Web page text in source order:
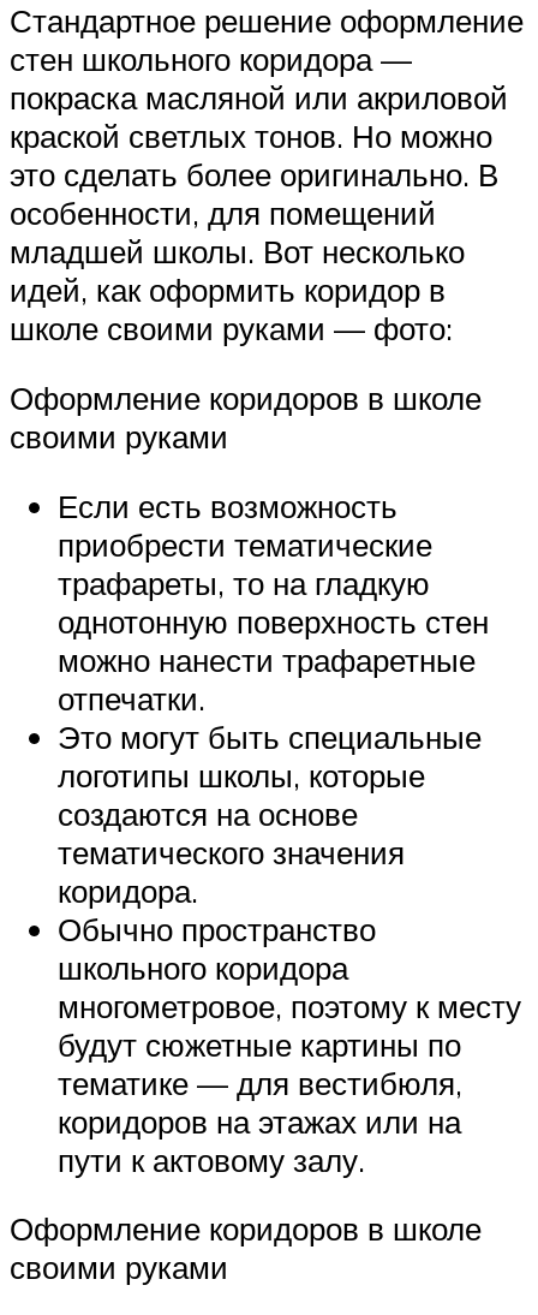
Стандартное решение оформление
стен школьного коридора —
покраска масляной или акриловой
краской светлых тонов. Но можно
это сделать более оригинально. В
особенности, для помещений
младшей школы. Вот несколько
идей, как оформить коридор в
школе своими руками — фото:
Оформление коридоров в школе
своими руками
Если есть возможность
приобрести тематические
трафареты, то на гладкую
однотонную поверхность стен
можно нанести трафаретные
отпечатки.
Это могут быть специальные
логотипы школы, которые
создаются на основе
тематического значения
коридора.
Обычно пространство
школьного коридора
многометровое, поэтому к месту
будут сюжетные картины по
тематике — для вестибюля,
коридоров на этажах или на
пути к актовому залу.
Оформление коридоров в школе
своими руками